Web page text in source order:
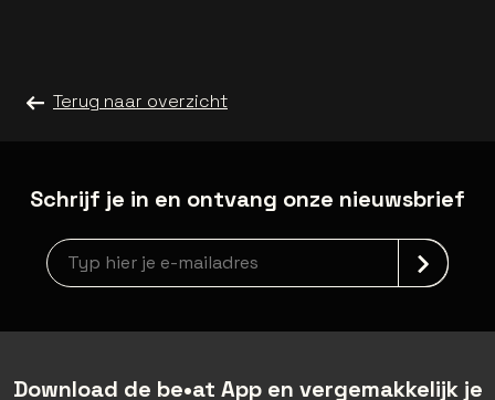
Terug naar overzicht
Schrijf je in en ontvang onze nieuwsbrief
newsLetterLabel
Download de be•at App en vergemakkelijk je